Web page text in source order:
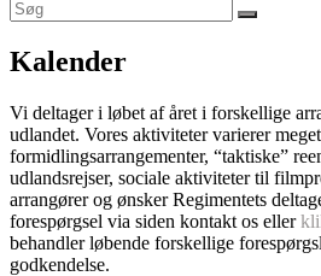
Kalender
Vi deltager i løbet af året i forskellige
udlandet. Vores aktiviteter varierer
formidlingsarrangementer, “taktiske”
udlandsrejser, sociale aktiviteter til
arrangører og ønsker Regimentets
forespørgsel via siden kontakt os eller
behandler løbende forskellige
godkendelse.